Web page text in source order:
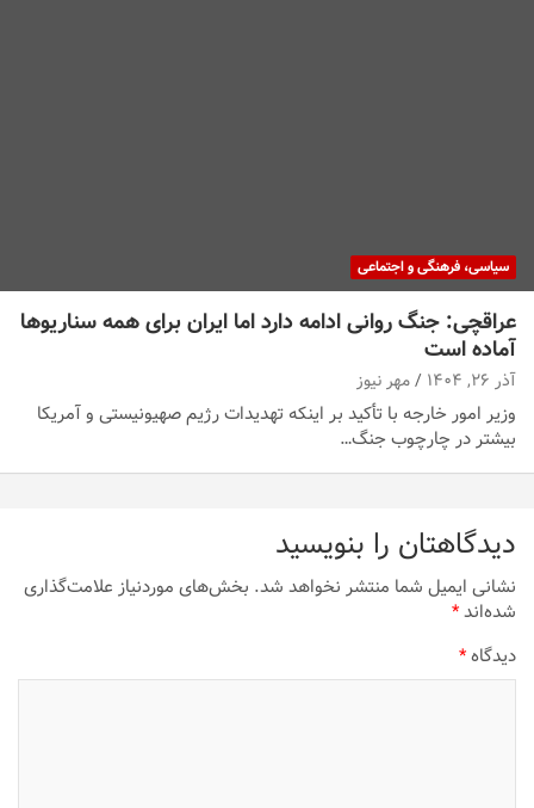
سیاسی، فرهنگی و اجتماعی
عراقچی: جنگ روانی ادامه دارد اما ایران برای همه سناریوها
آماده است
آذر ۲۶, ۱۴۰۴ مهر نیوز
وزیر امور خارجه با تأکید بر اینکه تهدیدات رژیم صهیونیستی و آمریکا
بیشتر در چارچوب جنگ…
دیدگاهتان را بنویسید
نشانی ایمیل شما منتشر نخواهد شد.بخش‌های موردنیاز علامت‌گذاری
شده‌اند*
دیدگاه*